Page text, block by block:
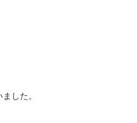
した。